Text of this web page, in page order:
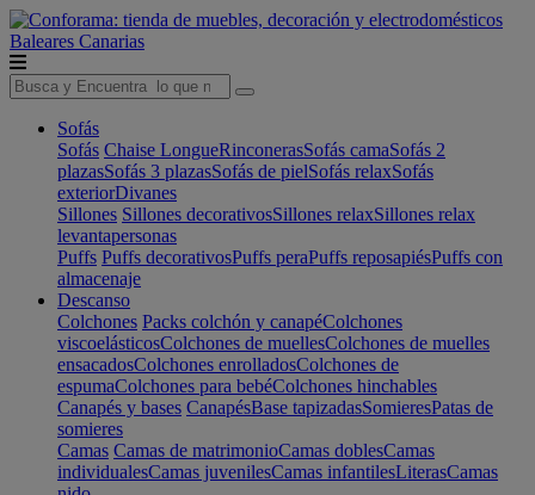
Baleares Canarias
Sofás
Sofás Chaise LongueRinconerasSofás camaSofás 2
plazasSofás 3 plazasSofás de pielSofás relaxSofás
exteriorDivanes
Sillones Sillones decorativosSillones relaxSillones relax
levantapersonas
Puffs Puffs decorativosPuffs peraPuffs reposapiésPuffs con
almacenaje
Descanso
Colchones Packs colchón y canapéColchones
viscoelásticosColchones de muellesColchones de muelles
ensacadosColchones enrolladosColchones de
espumaColchones para bebéColchones hinchables
Canapés y bases CanapésBase tapizadasSomieresPatas de
somieres
Camas Camas de matrimonioCamas doblesCamas
individualesCamas juvenilesCamas infantilesLiterasCamas